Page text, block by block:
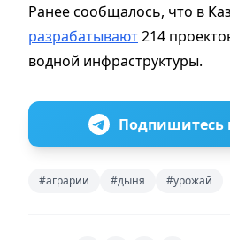
Ранее сообщалось, что в
разрабатывают214
водной инфраструктуры.
Подпишитесь
#аграрии #дыня #урожай